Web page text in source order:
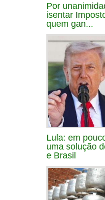
Por
isentar
quem gan...
Lula: em
uma solução
e Brasil